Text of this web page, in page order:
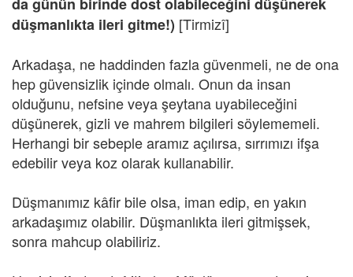
düşmanlıkta ileri gitme!) [Tirmizî]
Arkadaşa, ne haddinden fazla güvenmeli, ne de ona
hep güvensizlik içinde olmalı. Onun da insan
olduğunu, nefsine veya şeytana uyabileceğini
düşünerek, gizli ve mahrem bilgileri söylememeli.
Herhangi bir sebeple aramız açılırsa, sırrımızı ifşa
edebilir veya koz olarak kullanabilir.
Düşmanımız kâfir bile olsa, iman edip, en yakın
arkadaşımız olabilir. Düşmanlıkta ileri gitmişsek,
sonra mahcup olabiliriz.